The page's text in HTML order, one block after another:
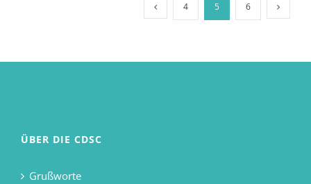
4 5 6
ÜBER DIE CDSC
Grußworte